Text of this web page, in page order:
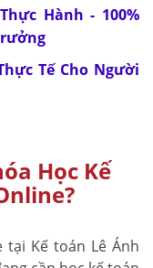
Hành - 100%
Tế Cho Người
Học Kế
Kế toán Lê Ánh